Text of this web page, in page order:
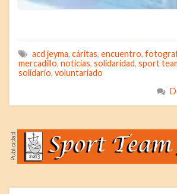
acd jeyma, cáritas, encuentro,
mercadillo, noticias, solidaridad, sport
solidario, voluntariado